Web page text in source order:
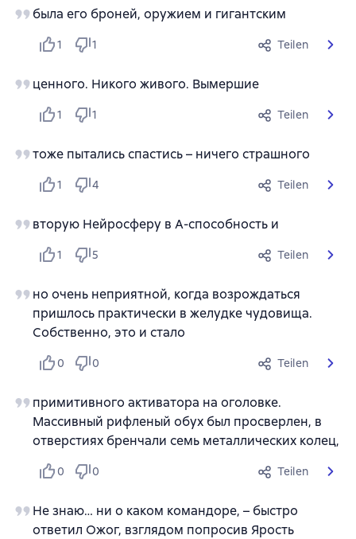
была его броней, оружием и гигантским
1 1 Teilen
ценного. Никого живого. Вымершие
1 1 Teilen
тоже пытались спастись – ничего страшного
1 4 Teilen
вторую Нейросферу в А-способность и
1 5 Teilen
но очень неприятной, когда возрождаться
пришлось практически в желудке чудовища.
Собственно, это и стало
0 0 Teilen
примитивного активатора на оголовке.
Массивный рифленый обух был просверлен, в
отверстиях бренчали семь металлических колец,
0 0 Teilen
Не знаю… ни о каком командоре, – быстро
ответил Ожог, взглядом попросив Ярость